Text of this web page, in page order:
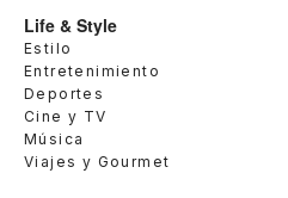
Life & Style
Estilo
Entretenimiento
Deportes
Cine y TV
Música
Viajes y Gourmet